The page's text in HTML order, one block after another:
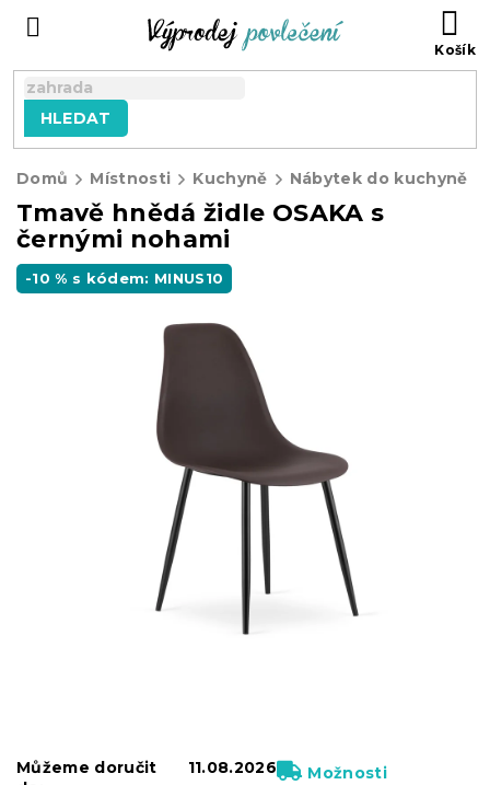
HLEDAT
Domů Místnosti Kuchyně Nábytek do kuchyně
Tmavě hnědá židle OSAKA s
černými nohami
-10 % s kódem: MINUS10
Můžeme doručit
11.08.2026
Možnosti